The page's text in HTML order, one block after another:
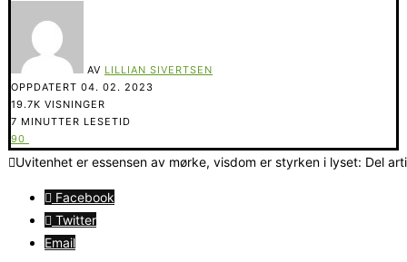
AV LILLIAN SIVERTSEN
OPPDATERT 04. 02. 2023
19.7K VISNINGER
7 MINUTTER LESETID
90
Uvitenhet er essensen av mørke, visdom er styrken i lyset: Del
Facebook
Twitter
Email